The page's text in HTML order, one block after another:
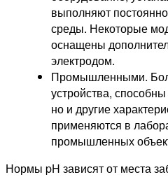
выполняют
среды. Некоторые
оснащены
электродом.
Промышленными.
устройства,
но и другие
применяются в
промышленных
Нормы pH зависят от места